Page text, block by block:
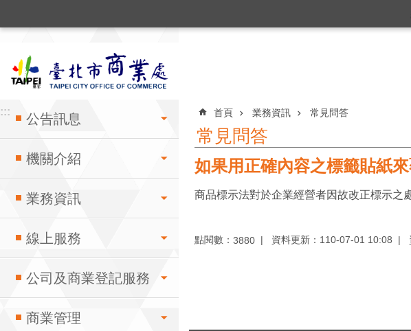
::: 公告訊息
機關介紹
業務資訊
線上服務
公司及商業登記服務
商業管理
:::
首頁 業務資訊 常見問答
常見問答
如果用正確內容之標籤貼紙
商品標示法對於企業經營者因故改正標示之
點閱數： 3880 資料更新：110-07-01 10:08